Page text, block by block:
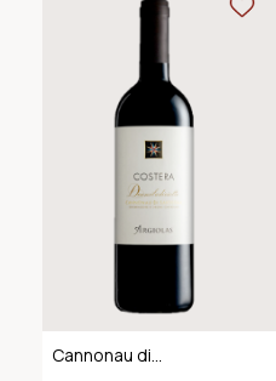
Cannonau di